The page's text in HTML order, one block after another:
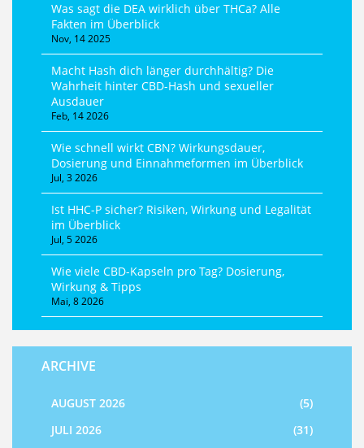
Was sagt die DEA wirklich über THCa? Alle
Fakten im Überblick
Nov, 14 2025
Macht Hash dich länger durchhältig? Die
Wahrheit hinter CBD-Hash und sexueller
Ausdauer
Feb, 14 2026
Wie schnell wirkt CBN? Wirkungsdauer,
Dosierung und Einnahmeformen im Überblick
Jul, 3 2026
Ist HHC-P sicher? Risiken, Wirkung und Legalität
im Überblick
Jul, 5 2026
Wie viele CBD-Kapseln pro Tag? Dosierung,
Wirkung & Tipps
Mai, 8 2026
ARCHIVE
AUGUST 2026
(5)
JULI 2026
(31)